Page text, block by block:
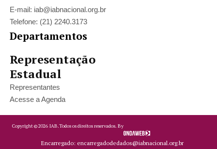
E-mail: iab@iabnacional.org.br
Telefone: (21) 2240.3173
Departamentos
Representação
Estadual
Representantes
Acesse a Agenda
Copyright ©2026 IAB.Todos os direitos reservados. By
Encarregado: encarregadodedados@iabnacional.org.br